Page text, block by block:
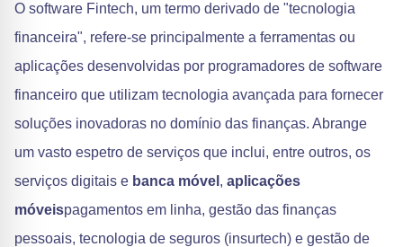
O software Fintech, um termo derivado de "tecnologia
financeira", refere-se principalmente a ferramentas ou
aplicações desenvolvidas por programadores de software
financeiro que utilizam tecnologia avançada para fornecer
soluções inovadoras no domínio das finanças. Abrange
um vasto espetro de serviços que inclui, entre outros, os
serviços digitais e banca móvel , aplicações
móveispagamentos em linha, gestão das finanças
pessoais, tecnologia de seguros (insurtech) e gestão de